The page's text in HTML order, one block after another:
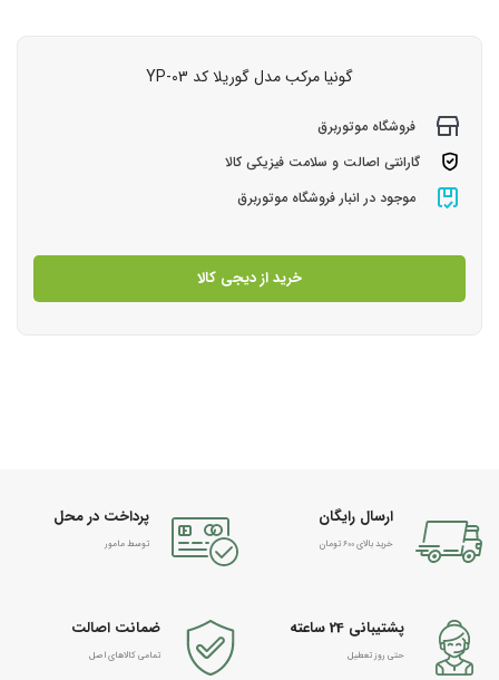
گونیا مرکب مدل گوریلا کد YP-03
فروشگاه موتوربرق
گارانتی اصالت و سلامت فیزیکی کالا
موجود در انبار فروشگاه موتوربرق
خرید از دیجی کالا
ارسال رایگان
خرید بالای 600 تومان
پرداخت در محل
توسط مامور
پشتیبانی 24 ساعته
حتی روز تعطیل
ضمانت اصالت
تمامی کالاهای اصل